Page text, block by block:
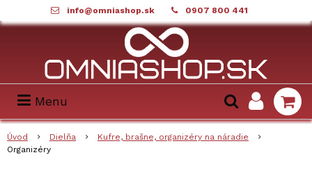
info@omniashop.sk 0907 800 441
Menu
Úvod Dielňa
Kufre, brašne, organizéry na náradie
Organizéry